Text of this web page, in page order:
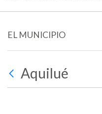
EL MUNICIPIO
Aquilué